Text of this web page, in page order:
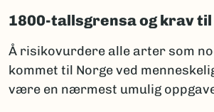
1800-tallsgrensa og krav
Å risikovurdere alle arter som
kommet til Norge ved
være en nærmest umulig